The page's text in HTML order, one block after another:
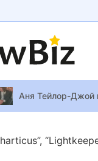
Аня Тейлор-Джой
Creator Assistant